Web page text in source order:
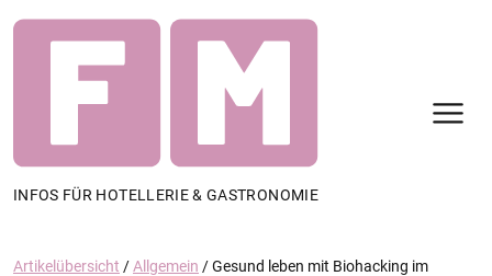
INFOS FÜR HOTELLERIE & GASTRONOMIE
Artikelübersicht /Allgemein /Gesund leben mit Biohacking im